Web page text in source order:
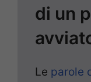
di un
Le parole